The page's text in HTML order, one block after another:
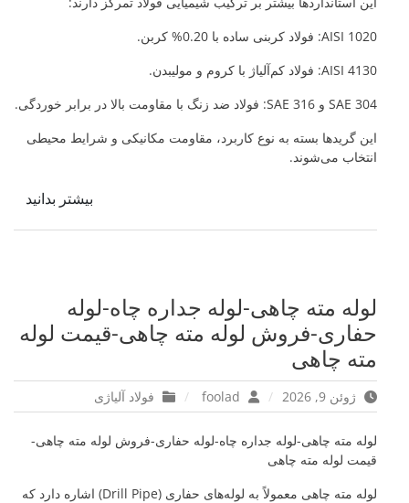
AISI 1020: فولاد کربنی ساده با 0.20% کربن.
AISI 4130: فولاد کم‌آلیاژ با کروم و مولیبدن.
SAE 304 و SAE 316: فولاد ضد زنگ با مقاومت بالا در برابر خوردگی.
این گریدها بسته به نوع کاربرد، مقاومت مکانیکی و شرایط محیطی
انتخاب می‌شوند.
بیشتر بدانید
لوله مته چاهی-لوله جداره چاه-لوله
حفاری-فروش لوله مته چاهی-قیمت لوله
مته چاهی
ژوئن 9, 2026 فولاد آلیاژی
لوله مته چاهی-لوله جداره چاه-لوله حفاری-فروش لوله مته چاهی-
قیمت لوله مته چاهی
لوله مته چاهی معمولاً به لوله‌های حفاری (Drill Pipe) اشاره دارد که